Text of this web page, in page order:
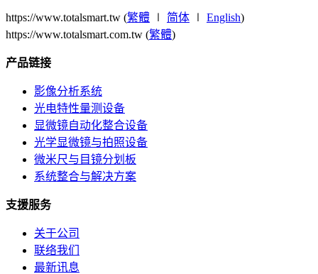
https://www.totalsmart.tw (繁體 ∣ 简体 ∣ English)
https://www.totalsmart.com.tw (繁體)
产品链接
影像分析系统
光电特性量测设备
显微镜自动化整合设备
光学显微镜与拍照设备
微米尺与目镜分划板
系统整合与解决方案
支援服务
关于公司
联络我们
最新讯息